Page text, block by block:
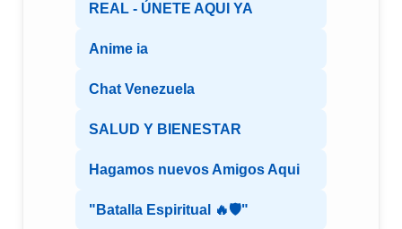
REAL - ÚNETE AQUI YA
Anime ia
Chat Venezuela
SALUD Y BIENESTAR
Hagamos nuevos Amigos Aqui
"Batalla Espiritual 🔥🛡️"